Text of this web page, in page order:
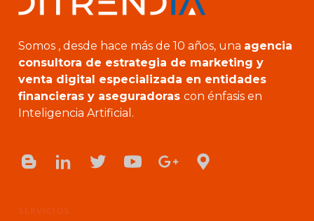
Somos , desde hace más de 10 años, una agencia
consultora de estrategia de marketing y
venta digital especializada en entidades
financieras y aseguradoras con énfasis en
Inteligencia Artificial.
SERVICIOS